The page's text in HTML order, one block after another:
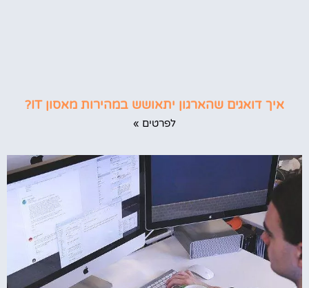
איך דואגים שהארגון יתאושש במהירות מאסון IT?
לפרטים »